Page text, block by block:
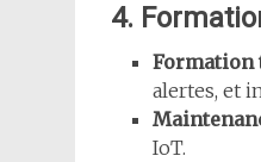
4.
Formation
alertes, et
IoT.